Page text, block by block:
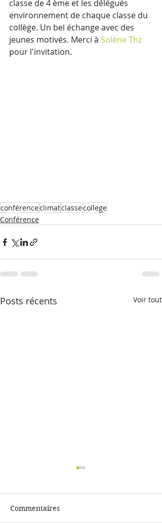
classe de 4 ème et les délégués
environnement de chaque classe du
collège. Un bel échange avec des
jeunes motivés. Merci à Solène Thz
pour l'invitation.
conférenceclimatclassecollege
Conférence
Posts récents Voir tout
Commentaires